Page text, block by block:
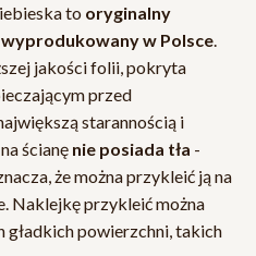
to oryginalny
w Polsce.
jakości folii, pokryta
przed
starannością i
ścianę nie posiada tła -
że można przykleić ją na
Naklejkę przykleić można
gładkich powierzchni, takich